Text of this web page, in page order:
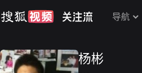
导航
杨彬